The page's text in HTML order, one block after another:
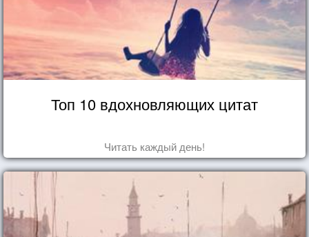
Топ 10 вдохновляющих цитат
Читать каждый день!